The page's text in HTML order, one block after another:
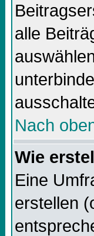
alle
Nach
Wie
Eine
erstellen